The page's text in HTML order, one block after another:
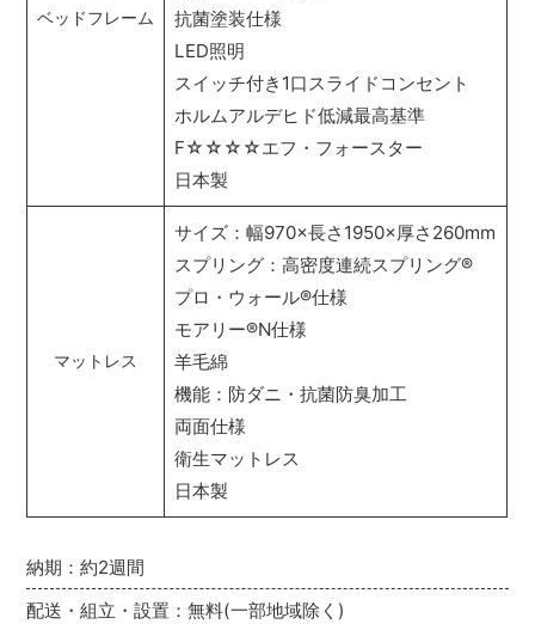
納期：約2週間
配送・組立・設置：無料(一部地域除く)
ベッドフレーム
抗菌塗装仕様
LED照明
スイッチ付き1口スライドコンセント
ホルムアルデヒド低減最高基準
F☆☆☆☆エフ・フォースター
日本製
マットレス
サイズ：幅970×長さ1950×厚さ260mm
スプリング：高密度連続スプリング®
プロ・ウォール®仕様
モアリー®N仕様
羊毛綿
機能：防ダニ・抗菌防臭加工
両面仕様
衛生マットレス
日本製